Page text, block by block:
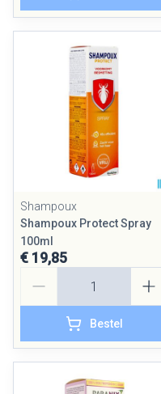
Shampoux
Shampoux Protect Spray
100ml
€ 19,85
Bestel